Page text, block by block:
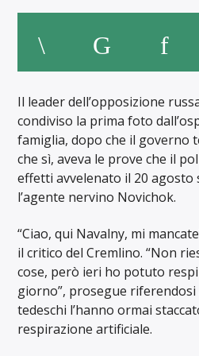
Il leader dell’opposizione
condiviso la prima foto
famiglia, dopo che il governo
che sì, aveva le prove che il
effetti avvelenato il 20 agosto
l’agente nervino Novichok.
“Ciao, qui Navalny, mi
il critico del Cremlino. “Non
cose, però ieri ho potuto
giorno”, prosegue
tedeschi l’hanno ormai
respirazione artificiale.